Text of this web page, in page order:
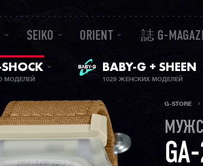
SEIKO ORIENT 誌 G-
МОДЕЛЕЙ
ЖЕНСКИЕ ЧАСЫ
BABY-G + SHEEN
1029 ЖЕНСКИХ МОДЕЛЕЙ
G-STORE